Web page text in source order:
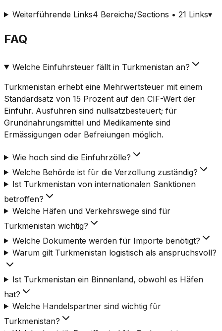
Weiterführende Links4 Bereiche/Sections • 21 Links▾
FAQ
Welche Einfuhrsteuer fällt in Turkmenistan an?
Turkmenistan erhebt eine Mehrwertsteuer mit einem
Standardsatz von 15 Prozent auf den CIF-Wert der
Einfuhr. Ausfuhren sind nullsatzbesteuert; für
Grundnahrungsmittel und Medikamente sind
Ermässigungen oder Befreiungen möglich.
Wie hoch sind die Einfuhrzölle?
Welche Behörde ist für die Verzollung zuständig?
Ist Turkmenistan von internationalen Sanktionen
betroffen?
Welche Häfen und Verkehrswege sind für
Turkmenistan wichtig?
Welche Dokumente werden für Importe benötigt?
Warum gilt Turkmenistan logistisch als anspruchsvoll?
Ist Turkmenistan ein Binnenland, obwohl es Häfen
hat?
Welche Handelspartner sind wichtig für
Turkmenistan?